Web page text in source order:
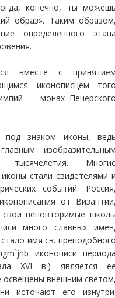
конечно, ты
образ». Таким
определенного
вместе с
иконописцем
— монах
под знаком иконы,
стали свидетелями
событий.
от
свои неповторимые
много славных
имя св.
иконописи
ХVI в.) является
освещены внешним
источают его